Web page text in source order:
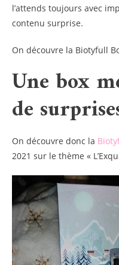
l’attends toujours avec
contenu surprise.
On découvre la Biotyfull
Une box
de
On découvre donc la
2021 sur le thème «